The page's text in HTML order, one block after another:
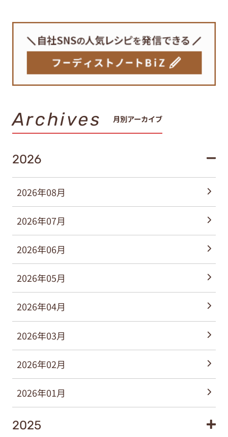
Archives 月別アーカイブ
2026
2026年08月
2026年07月
2026年06月
2026年05月
2026年04月
2026年03月
2026年02月
2026年01月
2025